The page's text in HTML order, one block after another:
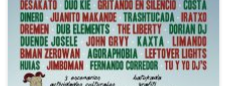
El 6 de agosto dará comienzo el Shikillo Festival en Candeleda
(Ávila) con un cartel de auténtico lujo. Berri Txarrak, Rosendo,
Sóber y más de una treintena de bandas amenizarán este Festival
que ya se ha hecho un hueco en el panorama musical veraniego
español. Un total de 35 bandas […]